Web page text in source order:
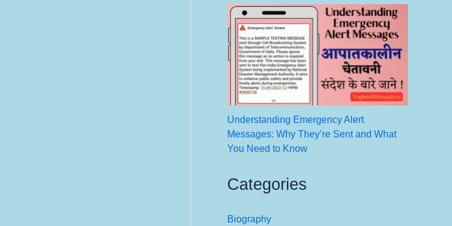
Understanding Emergency Alert
Messages: Why They’re Sent and What
You Need to Know
Categories
Biography